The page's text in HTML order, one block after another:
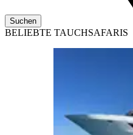
Suchen
BELIEBTE TAUCHSAFARIS